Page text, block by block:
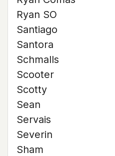
Ryan SO
Santiago
Santora
Schmalls
Scooter
Scotty
Sean
Servais
Severin
Sham